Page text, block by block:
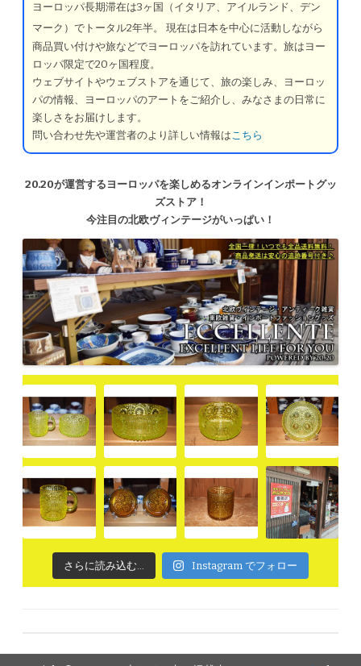
ヨーロッパ長期滞在は3ヶ国（イタリア、アイルランド、デン
マーク）でトータル2年半。
現在は日本を中心に活動しながら
商品買い付けや旅などでヨーロッパを訪れています。旅はヨー
ロッパ限定で20ヶ国程度。
ウェブサイトやウェブストアを通じて、旅の楽しみ、ヨーロッ
パの情報、ヨーロッパのアートをご紹介し、みなさまの日常に
楽しさをお届けします。
問い合わせ先や運営者のより詳しい情報はこちら
20.20が運営するヨーロッパを楽しめるオンラインインポートグッ
ズストア！
今注目の北欧ヴィンテージがいっぱい！
さらに読み込む... Instagram でフォロー